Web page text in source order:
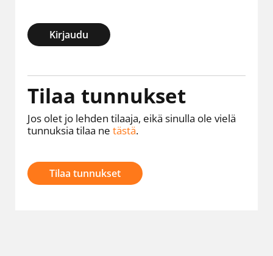
Kirjaudu
Tilaa tunnukset
Jos olet jo lehden tilaaja, eikä sinulla ole vielä
tunnuksia tilaa ne tästä.
Tilaa tunnukset